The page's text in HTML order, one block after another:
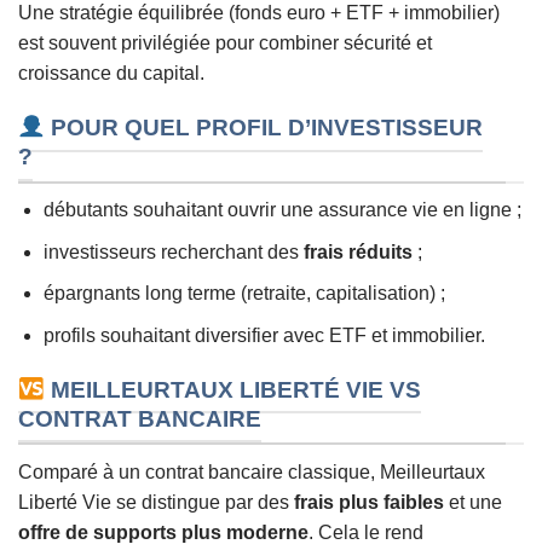
Une stratégie équilibrée (fonds euro + ETF + immobilier)
est souvent privilégiée pour combiner sécurité et
croissance du capital.
POUR QUEL PROFIL D’INVESTISSEUR
?
débutants souhaitant ouvrir une assurance vie en ligne ;
investisseurs recherchant des frais réduits;
épargnants long terme (retraite, capitalisation) ;
profils souhaitant diversifier avec ETF et immobilier.
MEILLEURTAUX LIBERTÉ VIE VS
CONTRAT BANCAIRE
Comparé à un contrat bancaire classique, Meilleurtaux
Liberté Vie se distingue par des frais plus faibles et une
offre de supports plus moderne. Cela le rend